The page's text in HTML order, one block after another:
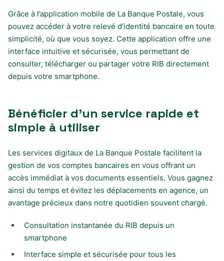
Grâce à l’application mobile de La Banque Postale, vous
pouvez accéder à votre relevé d’identité bancaire en toute
simplicité, où que vous soyez. Cette application offre une
interface intuitive et sécurisée, vous permettant de
consulter, télécharger ou partager votre RIB directement
depuis votre smartphone.
Bénéficier d’un service rapide et
simple à utiliser
Les services digitaux de La Banque Postale facilitent la
gestion de vos comptes bancaires en vous offrant un
accès immédiat à vos documents essentiels. Vous gagnez
ainsi du temps et évitez les déplacements en agence, un
avantage précieux dans notre quotidien souvent chargé.
Consultation instantanée du RIB depuis un
smartphone
Interface simple et sécurisée pour tous les